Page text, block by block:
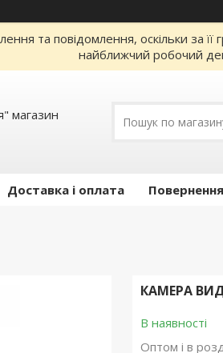
та повідомлення, оскільки за
найближчий робочий
магазин
Доставка і оплата
КАМЕРА
В наявності
Оптом і в